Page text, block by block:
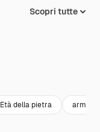
Scopri tutte
Età della pietra armi